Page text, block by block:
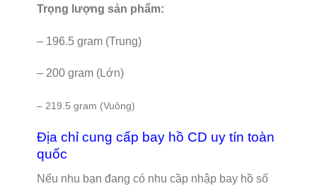
Trọng lượng sản phẩm:
– 196.5 gram (Trung)
– 200 gram (Lớn)
– 219.5 gram (Vuông)
Địa chỉ cung cấp bay hồ CD uy tín toàn
quốc
Nếu nhu bạn đang có nhu cầp nhập bay hồ số